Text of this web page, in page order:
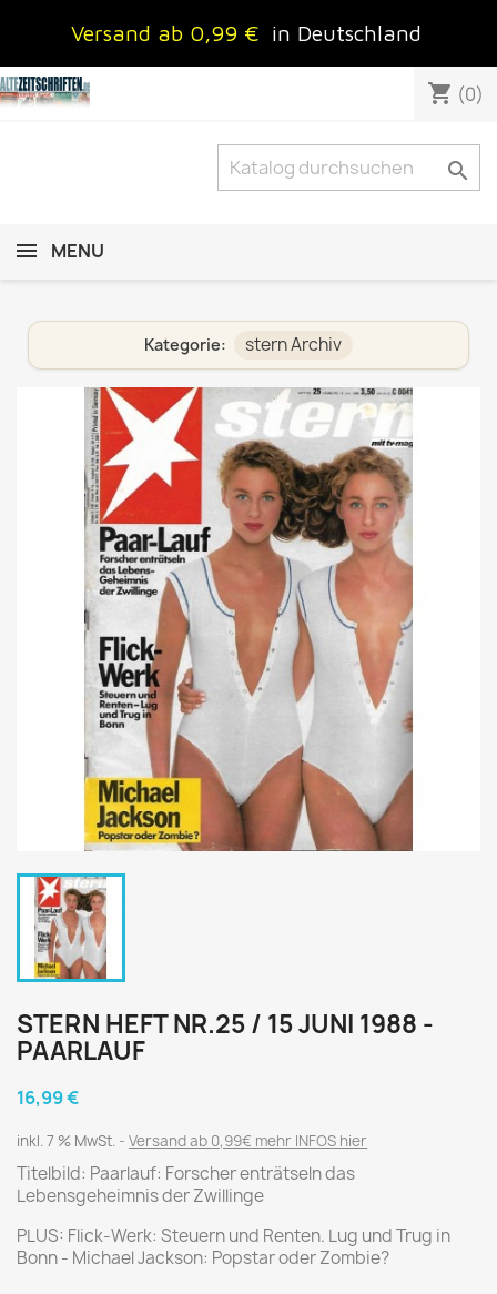
Versand ab 0,99 € in Deutschland
shopping_cart (0)

MENU
Kategorie: stern Archiv
STERN HEFT NR.25 / 15 JUNI 1988 -
PAARLAUF
16,99 €
inkl. 7 % MwSt. Versand ab 0,99€ mehr INFOS hier
Titelbild: Paarlauf: Forscher enträtseln das
Lebensgeheimnis der Zwillinge
PLUS: Flick-Werk: Steuern und Renten. Lug und Trug in
Bonn - Michael Jackson: Popstar oder Zombie?